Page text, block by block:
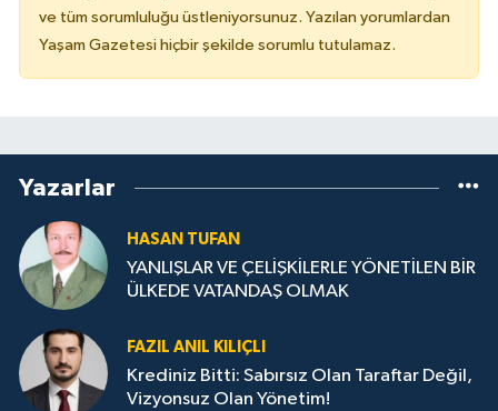
ve tüm sorumluluğu üstleniyorsunuz. Yazılan yorumlardan
Yaşam Gazetesi hiçbir şekilde sorumlu tutulamaz.
Yazarlar
HASAN TUFAN
YANLIŞLAR VE ÇELİŞKİLERLE YÖNETİLEN BİR
ÜLKEDE VATANDAŞ OLMAK
FAZIL ANIL KILIÇLI
Krediniz Bitti: Sabırsız Olan Taraftar Değil,
Vizyonsuz Olan Yönetim!